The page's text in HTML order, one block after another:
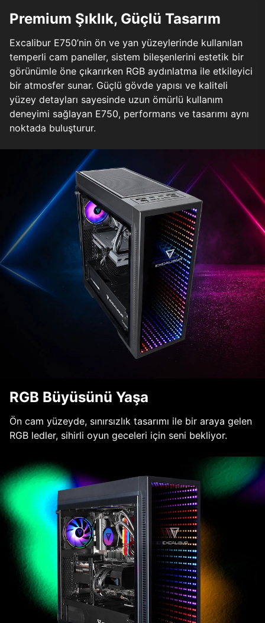
Premium Şıklık, Güçlü Tasarım
Excalibur E750’nin ön ve yan yüzeylerinde kullanılan
temperli cam paneller, sistem bileşenlerini estetik bir
görünümle öne çıkarırken RGB aydınlatma ile etkileyici
bir atmosfer sunar. Güçlü gövde yapısı ve kaliteli
yüzey detayları sayesinde uzun ömürlü kullanım
deneyimi sağlayan E750, performans ve tasarımı aynı
noktada buluşturur.
RGB Büyüsünü Yaşa
Ön cam yüzeyde, sınırsızlık tasarımı ile bir araya gelen
RGB ledler, sihirli oyun geceleri için seni bekliyor.